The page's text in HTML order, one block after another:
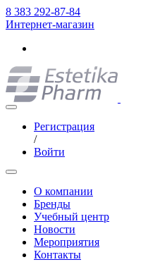
8 383 292-87-84
Интернет-магазин
Регистрация
/
Войти
О компании
Бренды
Учебный центр
Новости
Мероприятия
Контакты